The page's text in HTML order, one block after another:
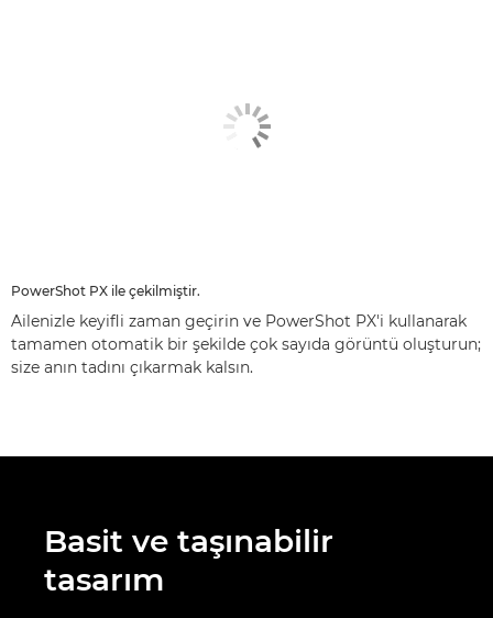
PowerShot PX ile çekilmiştir.
Ailenizle keyifli zaman geçirin ve PowerShot PX'i kullanarak
tamamen otomatik bir şekilde çok sayıda görüntü oluşturun;
size anın tadını çıkarmak kalsın.
Basit ve taşınabilir
tasarım